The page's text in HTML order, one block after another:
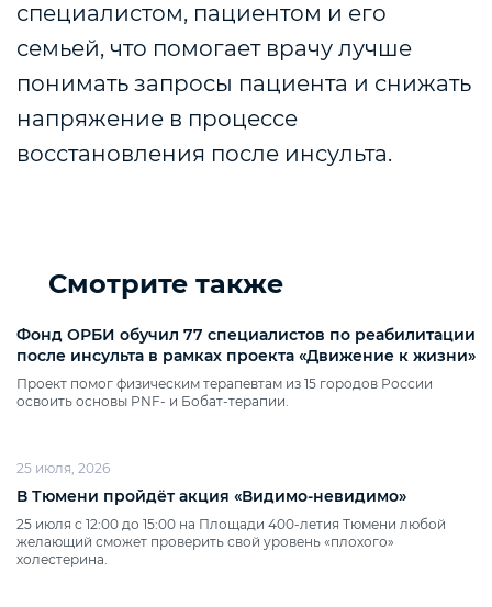
специалистом, пациентом и его
семьей, что помогает врачу лучше
понимать запросы пациента и снижать
напряжение в процессе
восстановления после инсульта.
Смотрите также
Фонд ОРБИ обучил 77 специалистов по реабилитации
после инсульта в рамках проекта «Движение к жизни»
Проект помог физическим терапевтам из 15 городов России
освоить основы PNF‑ и Бобат‑терапии.
25 июля, 2026
В Тюмени пройдёт акция «Видимо‑невидимо»
25 июля с 12:00 до 15:00 на Площади 400‑летия Тюмени любой
желающий сможет проверить свой уровень «плохого»
холестерина.